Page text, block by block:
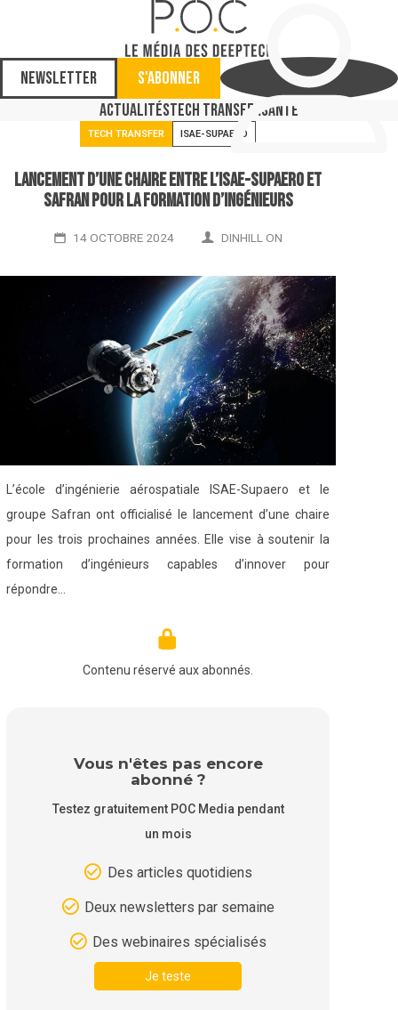
Newsletter
S'abonner
ActualitésTech TransferSanté
TECH TRANSFER ISAE-SUPAERO
Lancement d’une chaire entre l’ISAE-Supaero et
Safran pour la formation d’ingénieurs
14 OCTOBRE 2024 DINHILL ON
L’école d’ingénierie aérospatiale ISAE-Supaero et le
groupe Safran ont officialisé le lancement d’une chaire
pour les trois prochaines années. Elle vise à soutenir la
formation d’ingénieurs capables d’innover pour
répondre…
Contenu réservé aux abonnés.
Vous n'êtes pas encore
abonné ?
Testez gratuitement POC Media pendant
un mois
Des articles quotidiens
Deux newsletters par semaine
Des webinaires spécialisés
Je teste